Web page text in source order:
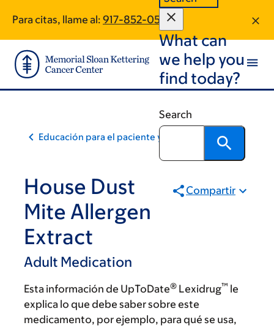
main
content
footer
Para citas, llame al: 917-852-0579
What can
we help you
find today?
Search
Educación para el paciente y la comunidad
House Dust
Mite Allergen
Extract
Adult Medication
Compartir
Esta información de UpToDate® Lexidrug™ le
explica lo que debe saber sobre este
medicamento, por ejemplo, para qué se usa,